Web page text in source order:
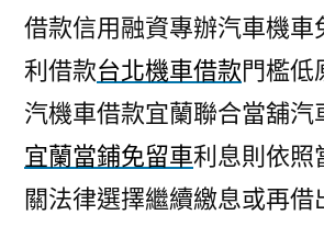
借款信用融資專辦汽車機車
利借款台北機車借款門檻低
汽機車借款宜蘭聯合當舖汽
宜蘭當鋪免留車利息則依照
關法律選擇繼續繳息或再借